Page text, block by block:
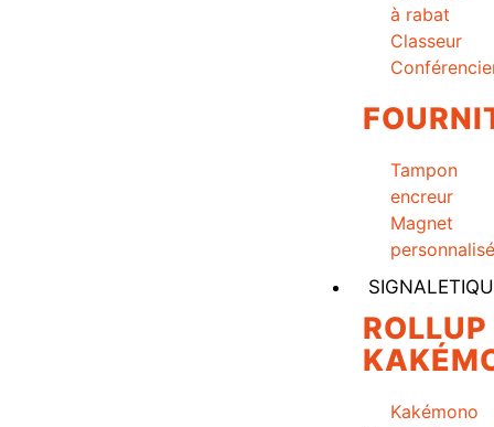
à rabat
Classeur
Tampon
encreur
Magnet
personnalisé
ROLLUP
Kakémono